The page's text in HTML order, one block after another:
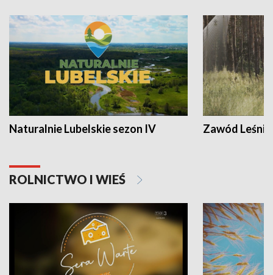
Naturalnie Lubelskie sezon IV Zawód Leśnik
ROLNICTWO I WIEŚ